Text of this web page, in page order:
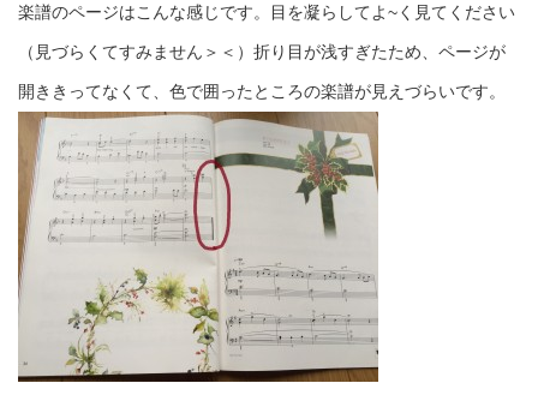
楽譜のページはこんな感じです。目を凝らしてよ~く見てください
（見づらくてすみません＞＜）折り目が浅すぎたため、ページが
開ききってなくて、色で囲ったところの楽譜が見えづらいです。